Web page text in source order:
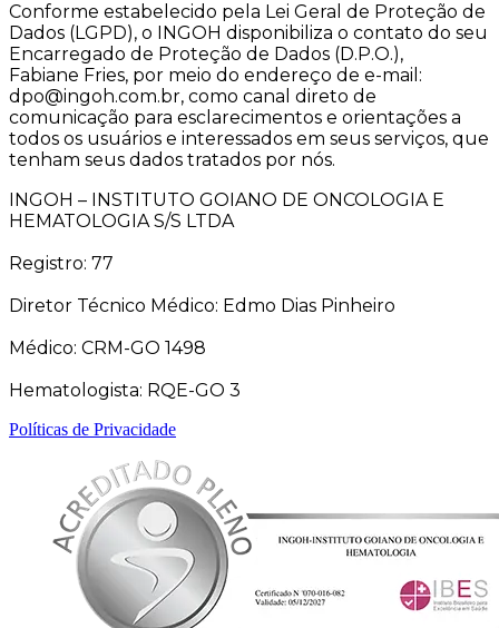
Conforme estabelecido pela Lei Geral de Proteção de
Dados (LGPD), o INGOH disponibiliza o contato do seu
Encarregado de Proteção de Dados (D.P.O.),
Fabiane Fries, por meio do endereço de e-mail:
dpo@ingoh.com.br, como canal direto de
comunicação para esclarecimentos e orientações a
todos os usuários e interessados em seus serviços, que
tenham seus dados tratados por nós.
INGOH – INSTITUTO GOIANO DE ONCOLOGIA E
HEMATOLOGIA S/S LTDA
Registro: 77
Diretor Técnico Médico: Edmo Dias Pinheiro
Médico: CRM-GO 1498
Hematologista: RQE-GO 3
Políticas de Privacidade